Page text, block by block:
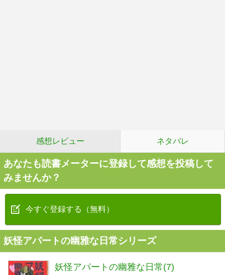
感想レビュー ネタバレ
あなたも読書メーターに登録して感想を投稿して
みませんか？
今すぐ登録する（無料）
妖怪アパートの幽雅な日常シリーズ
妖怪アパートの幽雅な日常(7)